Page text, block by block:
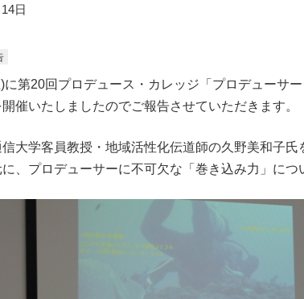
日
第20回プロデュース・カレッジ「プロデューサ
催いたしましたのでご報告させていただきます。
大学客員教授・地域活性化伝道師の久野美和子
、プロデューサーに不可欠な「巻き込み力」につ